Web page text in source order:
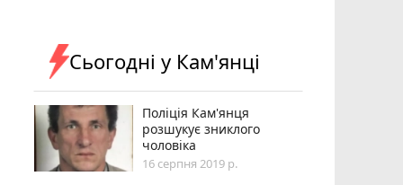
Сьогодні у Кам'янці
Поліція Кам'янця
розшукує зниклого
чоловіка
16 серпня 2019 р.